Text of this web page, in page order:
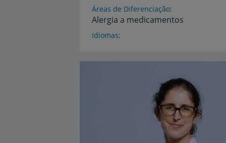
Áreas de Diferenciação
Alergia a medicamentos
Idiomas